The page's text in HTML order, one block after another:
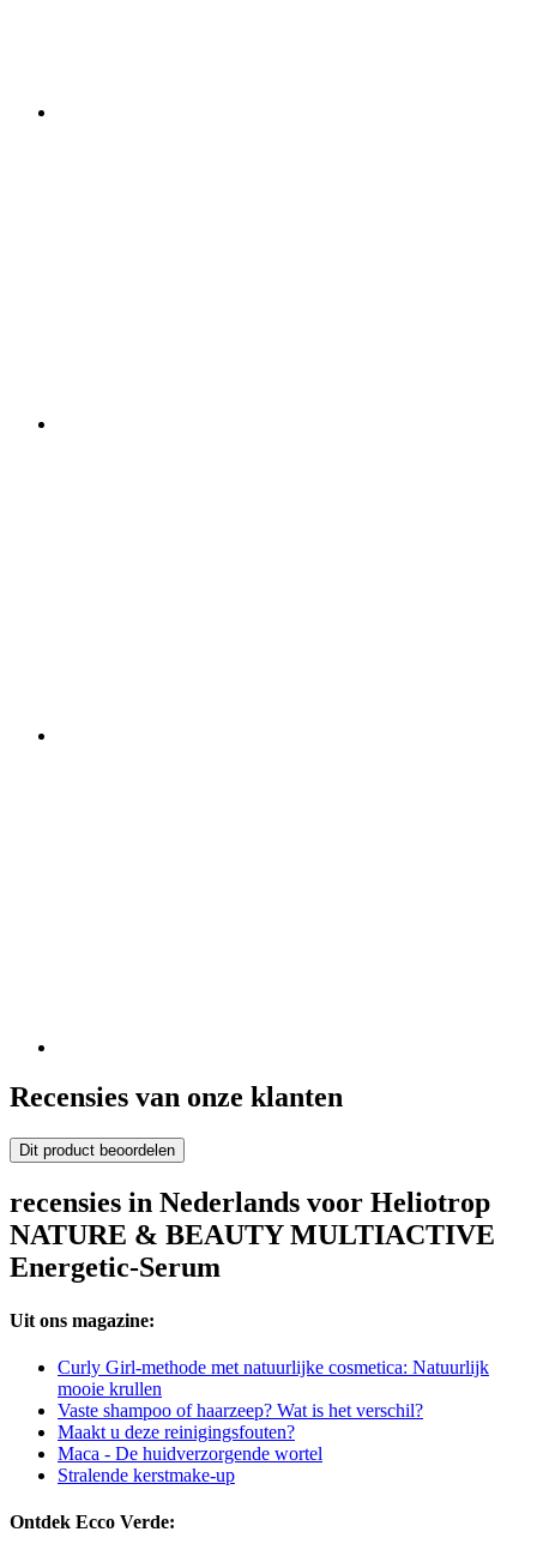
Recensies van onze klanten
Dit product beoordelen
recensies in Nederlands voor Heliotrop
NATURE & BEAUTY MULTIACTIVE
Energetic-Serum
Uit ons magazine:
Curly Girl-methode met natuurlijke cosmetica: Natuurlijk
mooie krullen
Vaste shampoo of haarzeep? Wat is het verschil?
Maakt u deze reinigingsfouten?
Maca - De huidverzorgende wortel
Stralende kerstmake-up
Ontdek Ecco Verde: